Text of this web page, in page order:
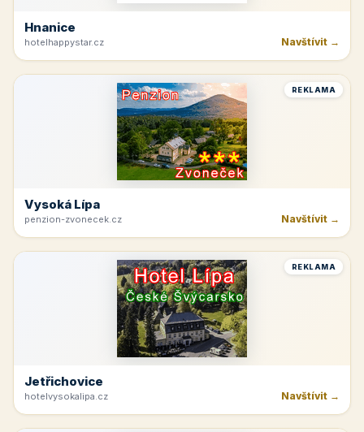
Hnanice
hotelhappystar.cz Navštívit →
REKLAMA
Vysoká Lípa
penzion-zvonecek.cz Navštívit →
REKLAMA
Jetřichovice
hotelvysokalipa.cz Navštívit →